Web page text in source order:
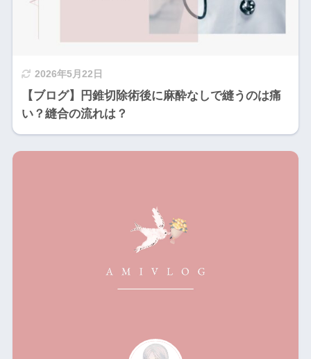
2026年5月22日
【ブログ】円錐切除術後に麻酔なしで縫うのは痛
い？縫合の流れは？